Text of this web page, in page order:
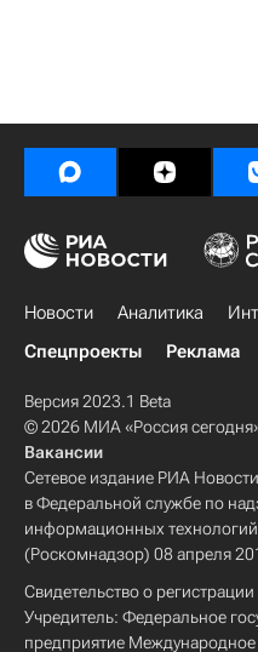
Новости Аналитика
Спецпроекты
Реклама
Версия 2023.1 Beta
© 2026 МИА «Россия
Вакансии
Сетевое издание РИА
в Федеральной службе по
информационных
(Роскомнадзор) 08 апреля
Свидетельство о
Учредитель: Федеральное
предприятие